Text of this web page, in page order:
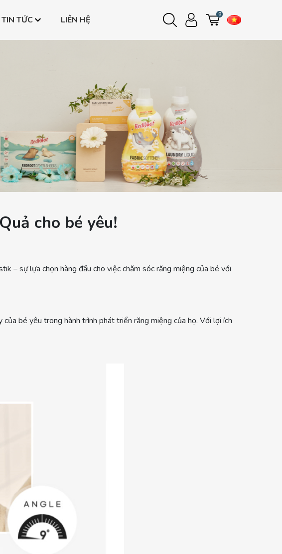
TIN TỨC LIÊN HỆ
0
cho bé yêu!
– sự lựa chọn hàng đầu cho việc chăm sóc răng miệng của bé với
bé yêu trong hành trình phát triển răng miệng của họ. Với lợi ích